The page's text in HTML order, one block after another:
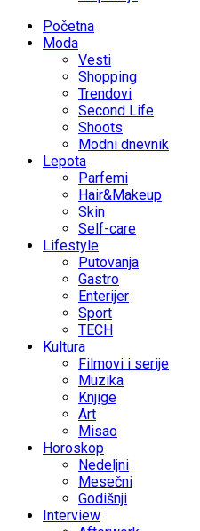
Početna
Moda
Vesti
Shopping
Trendovi
Second Life
Shoots
Modni dnevnik
Lepota
Parfemi
Hair&Makeup
Skin
Self-care
Lifestyle
Putovanja
Gastro
Enterijer
Sport
TECH
Kultura
Filmovi i serije
Muzika
Knjige
Art
Misao
Horoskop
Nedeljni
Mesečni
Godišnji
Interview